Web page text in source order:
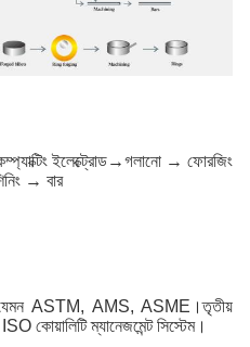
ইলেক্ট্রোড→গলানো → ফোরজিং
→ বার
যেমন ASTM, AMS, ASME।তৃতীয়
কোয়ালিটি ম্যানেজমেন্ট সিস্টেম।